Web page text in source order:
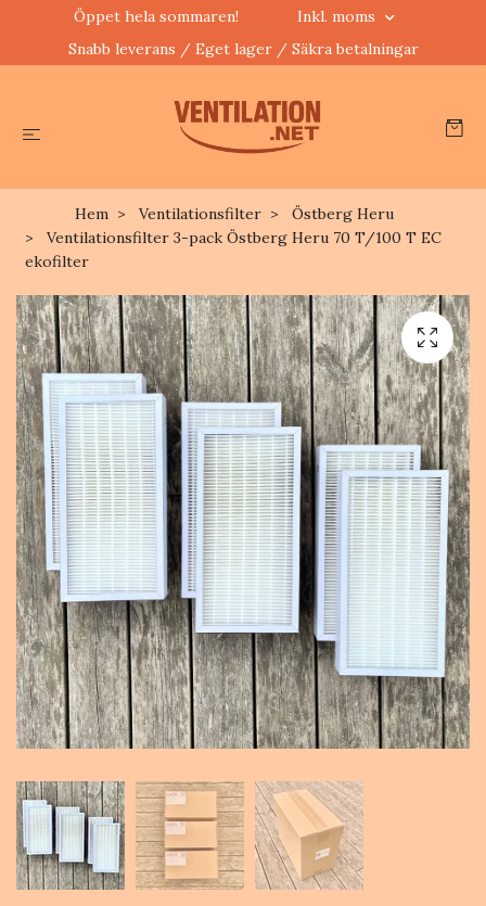
Öppet hela sommaren!
Inkl. moms
Snabb leverans / Eget lager / Säkra betalningar
Hem Ventilationsfilter
Östberg Heru
Ventilationsfilter 3-pack Östberg Heru 70 T/100 T EC
ekofilter